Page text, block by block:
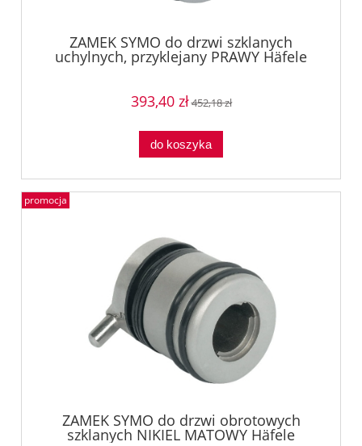
ZAMEK SYMO do drzwi szklanych
uchylnych, przyklejany PRAWY Häfele
23346002
393,40 zł452,18 zł
do koszyka
ZAMEK SYMO do drzwi obrotowych
szklanych NIKIEL MATOWY Häfele
promocja